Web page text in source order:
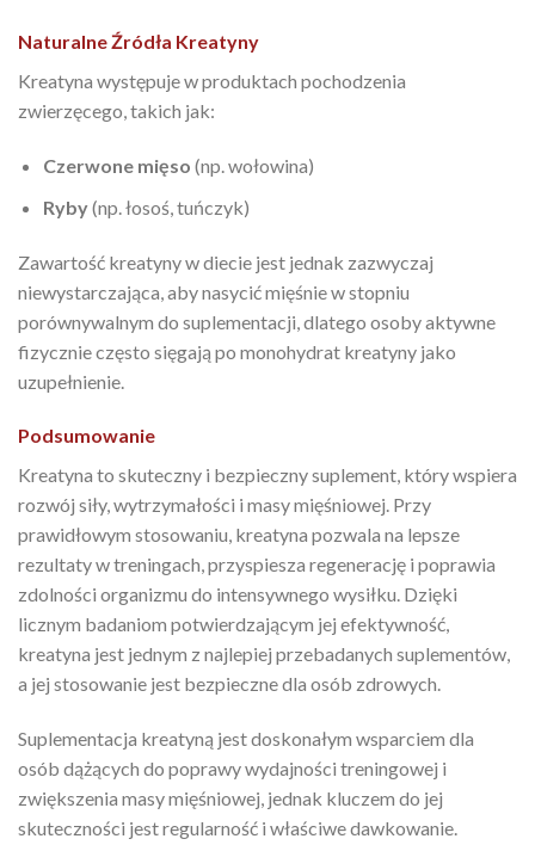
Naturalne Źródła Kreatyny
Kreatyna występuje w produktach pochodzenia
zwierzęcego, takich jak:
Czerwone mięso (np. wołowina)
Ryby(np. łosoś, tuńczyk)
Zawartość kreatyny w diecie jest jednak zazwyczaj
niewystarczająca, aby nasycić mięśnie w stopniu
porównywalnym do suplementacji, dlatego osoby aktywne
fizycznie często sięgają po monohydrat kreatyny jako
uzupełnienie.
Podsumowanie
Kreatyna to skuteczny i bezpieczny suplement, który wspiera
rozwój siły, wytrzymałości i masy mięśniowej. Przy
prawidłowym stosowaniu, kreatyna pozwala na lepsze
rezultaty w treningach, przyspiesza regenerację i poprawia
zdolności organizmu do intensywnego wysiłku. Dzięki
licznym badaniom potwierdzającym jej efektywność,
kreatyna jest jednym z najlepiej przebadanych suplementów,
a jej stosowanie jest bezpieczne dla osób zdrowych.
Suplementacja kreatyną jest doskonałym wsparciem dla
osób dążących do poprawy wydajności treningowej i
zwiększenia masy mięśniowej, jednak kluczem do jej
skuteczności jest regularność i właściwe dawkowanie.